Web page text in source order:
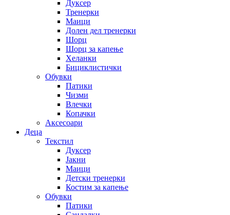
Дуксер
Тренерки
Маици
Долен дел тренерки
Шорц
Шорц за капење
Хеланки
Бициклистички
Обувки
Патики
Чизми
Влечки
Копачки
Аксесоари
Деца
Текстил
Дуксер
Јакни
Маици
Детски тренерки
Костим за капење
Обувки
Патики